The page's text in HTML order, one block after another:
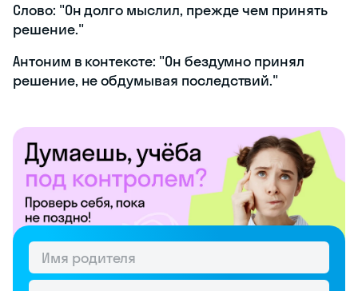
Слово: "Он долго мыслил, прежде чем принять
решение."
Антоним в контексте: "Он бездумно принял
решение, не обдумывая последствий."